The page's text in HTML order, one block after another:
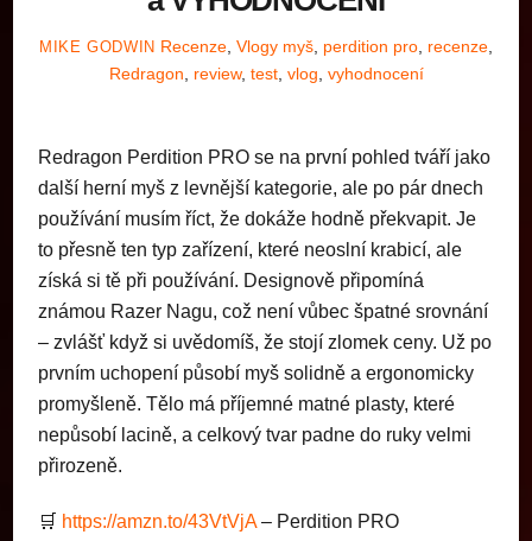
MIKE GODWIN Recenze ,Vlogy myš perdition pro recenze
Redragon
review, test, vlog vyhodnocení
Redragon Perdition PRO se na první pohled tváří jako
další herní myš z levnější kategorie, ale po pár dnech
používání musím říct, že dokáže hodně překvapit. Je
to přesně ten typ zařízení, které neoslní krabicí, ale
získá si tě při používání. Designově připomíná
známou Razer Nagu, což není vůbec špatné srovnání
– zvlášť když si uvědomíš, že stojí zlomek ceny. Už po
prvním uchopení působí myš solidně a ergonomicky
promyšleně. Tělo má příjemné matné plasty, které
nepůsobí lacině, a celkový tvar padne do ruky velmi
přirozeně.
🛒 https://amzn.to/43VtVjA– Perdition PRO